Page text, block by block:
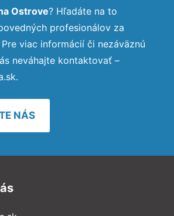
Ostrove? Hľadáte na to
profesionálov za
viac informácií či nezáväznú
neváhajte kontaktovať –
NÁS